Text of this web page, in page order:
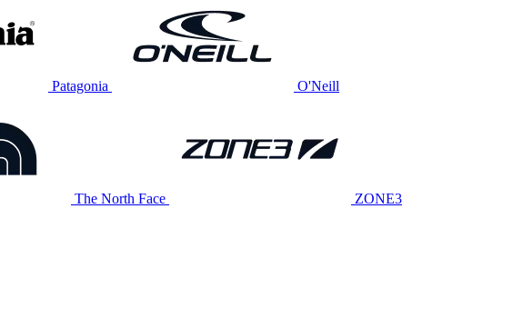
Patagonia O'Neill
The North Face ZONE3